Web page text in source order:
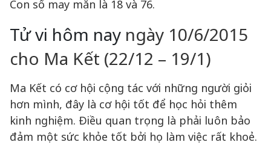
Con số may mắn là 18 và 76.
Tử vi hôm nay ngày 10/6/2015
cho Ma Kết (22/12 – 19/1)
Ma Kết có cơ hội cộng tác với những người giỏi
hơn mình, đây là cơ hội tốt để học hỏi thêm
kinh nghiệm. Điều quan trọng là phải luôn bảo
đảm một sức khỏe tốt bởi họ làm việc rất khoẻ.